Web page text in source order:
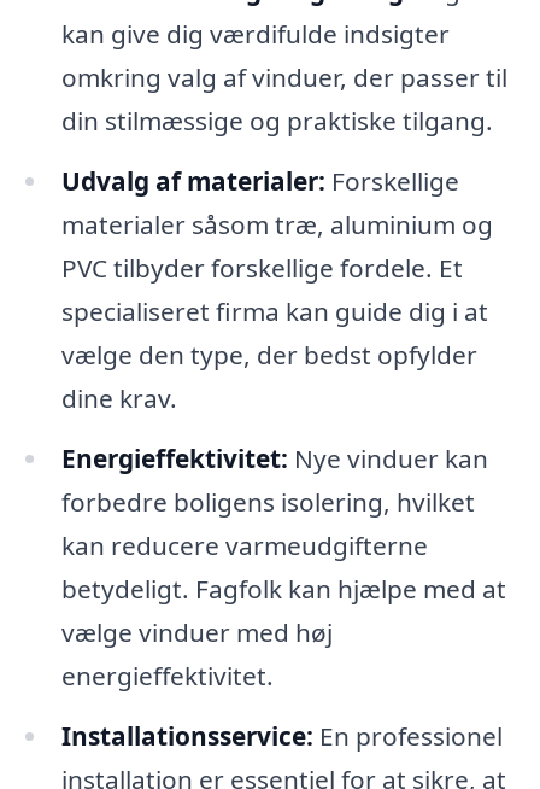
kan give dig værdifulde indsigter
omkring valg af vinduer, der passer til
din stilmæssige og praktiske tilgang.
Udvalg af materialer: Forskellige
materialer såsom træ, aluminium og
PVC tilbyder forskellige fordele. Et
specialiseret firma kan guide dig i at
vælge den type, der bedst opfylder
dine krav.
Energieffektivitet: Nye vinduer kan
forbedre boligens isolering, hvilket
kan reducere varmeudgifterne
betydeligt. Fagfolk kan hjælpe med at
vælge vinduer med høj
energieffektivitet.
Installationsservice: En professionel
installation er essentiel for at sikre, at